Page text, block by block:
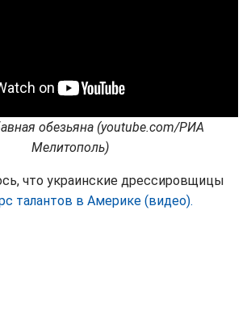
обезьяна (youtube.com/РИА
Мелитополь)
что украинские дрессировщицы
талантов в Америке (видео).